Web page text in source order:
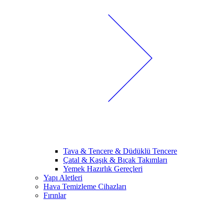
Tava & Tencere & Düdüklü Tencere
Çatal & Kaşık & Bıçak Takımları
Yemek Hazırlık Gereçleri
Yapı Aletleri
Hava Temizleme Cihazları
Fırınlar